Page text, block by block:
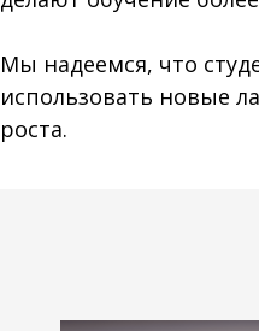
Мы надеемся, что
использовать новые
роста.